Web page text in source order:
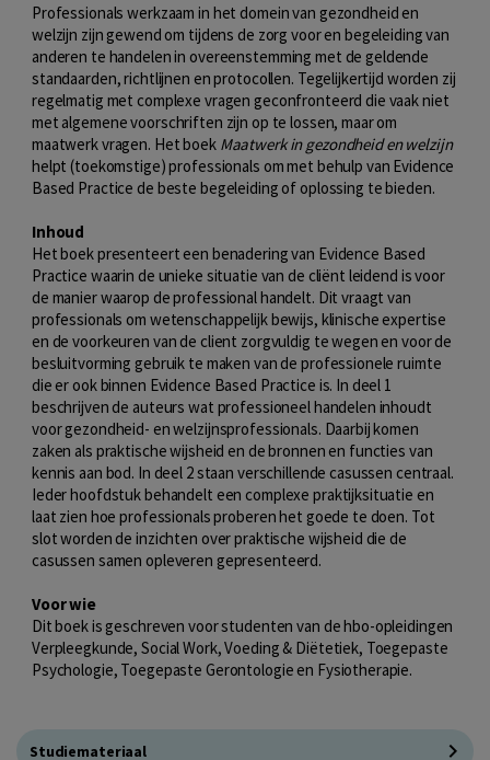
Professionals werkzaam in het domein van gezondheid en
welzijn zijn gewend om tijdens de zorg voor en begeleiding van
anderen te handelen in overeenstemming met de geldende
standaarden, richtlijnen en protocollen. Tegelijkertijd worden zij
regelmatig met complexe vragen geconfronteerd die vaak niet
met algemene voorschriften zijn op te lossen, maar om
maatwerk vragen. Het boek Maatwerk in gezondheid en welzijn
helpt (toekomstige) professionals om met behulp van Evidence
Based Practice de beste begeleiding of oplossing te bieden.
Inhoud
Het boek presenteert een benadering van Evidence Based
Practice waarin de unieke situatie van de cliënt leidend is voor
de manier waarop de professional handelt. Dit vraagt van
professionals om wetenschappelijk bewijs, klinische expertise
en de voorkeuren van de client zorgvuldig te wegen en voor de
besluitvorming gebruik te maken van de professionele ruimte
die er ook binnen Evidence Based Practice is. In deel 1
beschrijven de auteurs wat professioneel handelen inhoudt
voor gezondheid- en welzijnsprofessionals. Daarbij komen
zaken als praktische wijsheid en de bronnen en functies van
kennis aan bod. In deel 2 staan verschillende casussen centraal.
Ieder hoofdstuk behandelt een complexe praktijksituatie en
laat zien hoe professionals proberen het goede te doen. Tot
slot worden de inzichten over praktische wijsheid die de
casussen samen opleveren gepresenteerd.
Voor wie
Dit boek is geschreven voor studenten van de hbo-opleidingen
Verpleegkunde, Social Work, Voeding & Diëtetiek, Toegepaste
Psychologie, Toegepaste Gerontologie en Fysiotherapie.
Studiemateriaal